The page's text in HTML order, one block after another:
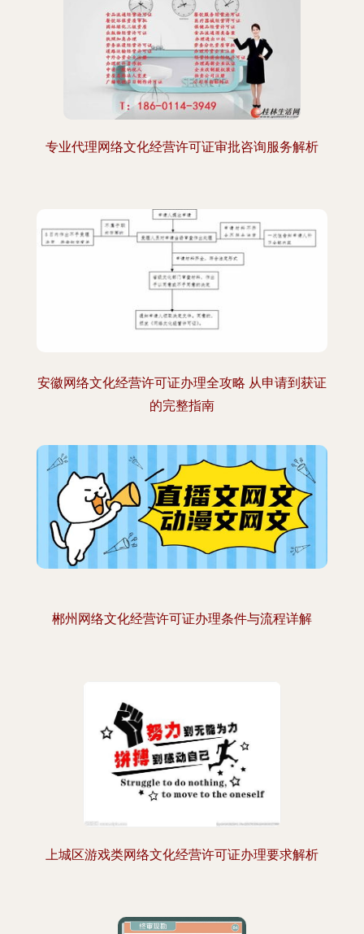
专业代理网络文化经营许可证审批咨询服务解析
安徽网络文化经营许可证办理全攻略 从申请到获证
的完整指南
郴州网络文化经营许可证办理条件与流程详解
上城区游戏类网络文化经营许可证办理要求解析